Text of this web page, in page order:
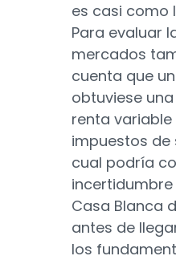
es casi como
Para evaluar
mercados
cuenta que
obtuviese
renta
impuestos de
cual podría
Casa Blanca
antes de
los